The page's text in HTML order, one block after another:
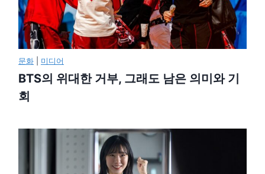
문화 미디어
BTS의 위대한 거부, 그래도 남은 의미와 기
회